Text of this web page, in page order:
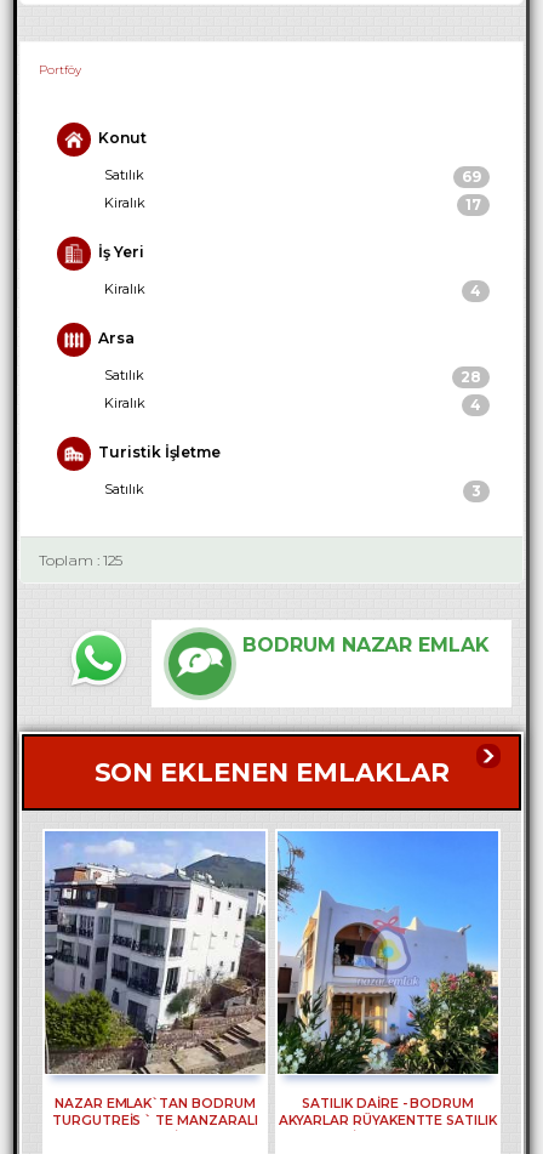
Portföy
Konut
Satılık 69
Kiralık 17
İş Yeri
Kiralık 4
Arsa
Satılık 28
Kiralık 4
Turistik İşletme
Satılık 3
Toplam : 125
BODRUM NAZAR EMLAK
SON EKLENEN EMLAKLAR
NAZAR EMLAK`TAN BODRUM
TURGUTREİS ` TE MANZARALI
SATILIK DAİRE - BODRUM
AKYARLAR RÜYAKENTTE SATILIK